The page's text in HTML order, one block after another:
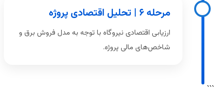
مرحله ۶ | تحلیل اقتصادی پروژه
ارزیابی اقتصادی نیروگاه با توجه به مدل فروش برق و
شاخص‌های مالی پروژه.
```